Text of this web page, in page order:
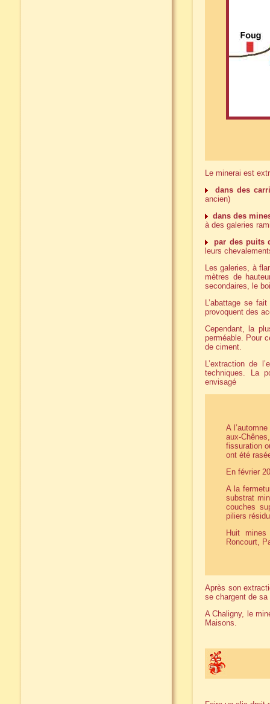
Le minerai est
dans des
ancien)
dans des
à des galeries
par des puits
leurs
Les galeries, à
mètres de
secondaires, le
L’abattage se
provoquent des
Cependant, la
perméable. Pour
de ciment.
L’extraction de
techniques. La
envisagé
A
aux-
fissuration
ont été
En février
A la
substrat
couches
piliers
Huit
Roncourt,
Après son
se chargent de sa
A Chaligny, le
Maisons.